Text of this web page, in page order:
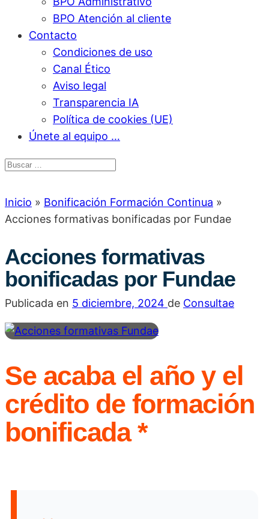
BPO Atención al cliente
Contacto
Condiciones de uso
Canal Ético
Aviso legal
Transparencia IA
Política de cookies (UE)
Únete al equipo …
Inicio » Bonificación Formación Continua »
Acciones formativas bonificadas por Fundae
Acciones formativas
bonificadas por Fundae
Publicada en 5 diciembre, 2024 de Consultae
Se acaba el año y el
crédito de formación
bonificada *